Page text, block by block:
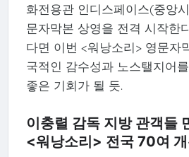
화전용관 인디스페이스(중앙
문자막본 상영을 전격 시작한
다면 이번 <워낭소리> 영문자
국적인 감수성과 노스탤지어
좋은 기회가 될 듯.
이충렬 감독 지방 관객들
<워낭소리> 전국 70여